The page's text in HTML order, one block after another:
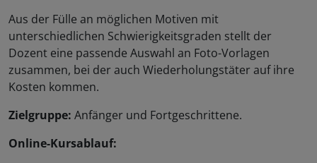
Aus der Fülle an möglichen Motiven mit
unterschiedlichen Schwierigkeitsgraden stellt der
Dozent eine passende Auswahl an Foto-Vorlagen
zusammen, bei der auch Wiederholungstäter auf ihre
Kosten kommen.
Zielgruppe: Anfänger und Fortgeschrittene.
Online-Kursablauf: